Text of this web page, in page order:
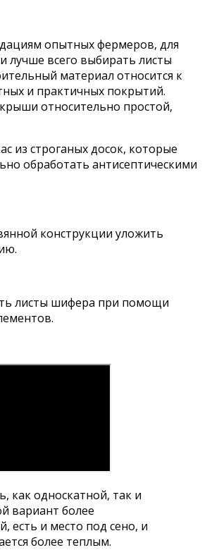
опытных фермеров, для
лучше всего выбирать листы
материал относится к
и практичных покрытий.
относительно простой,
из строганых досок, которые
обработать антисептическими
конструкции уложить
листы шифера при помощи
как односкатной, так и
вариант более
есть и место под сено, и
более теплым.